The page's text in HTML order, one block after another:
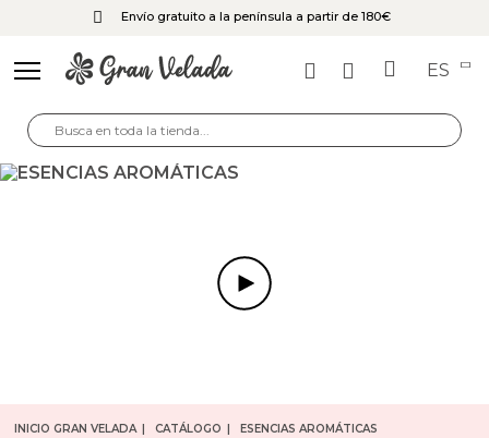
Envío gratuito a la península a partir de 180€
ES
INICIO GRAN VELADA CATÁLOGO ESENCIAS AROMÁTICAS